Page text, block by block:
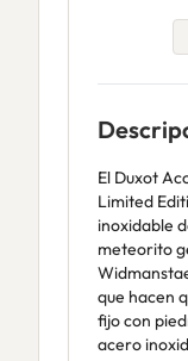
El Duxot
Limited
inoxidable
meteorito
que hacen
fijo con
acero